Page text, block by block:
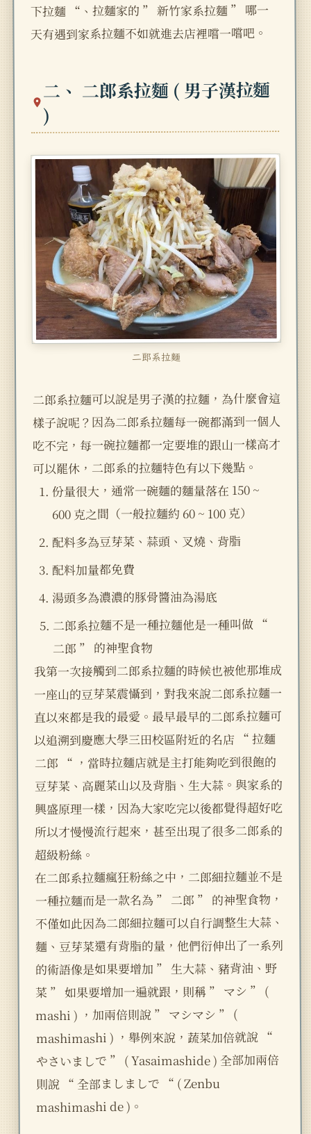
下拉麵 “、拉麵家的 ” 新竹家系拉麵 ” 哪一
天有遇到家系拉麵不如就進去店裡嚐一嚐吧。
二、 二郎系拉麵 ( 男子漢拉麵
)
二郎系拉麵
二郎系拉麵可以說是男子漢的拉麵，為什麼會這
樣子說呢？因為二郎系拉麵每一碗都滿到一個人
吃不完，每一碗拉麵都一定要堆的跟山一樣高才
可以罷休，二郎系的拉麵特色有以下幾點。
份量很大，通常一碗麵的麵量落在 150 ~
600 克之間（一般拉麵約 60 ~ 100 克）
配料多為豆芽菜、蒜頭、叉燒、背脂
配料加量都免費
湯頭多為濃濃的豚骨醬油為湯底
二郎系拉麵不是一種拉麵他是一種叫做 “
二郎 ” 的神聖食物
我第一次接觸到二郎系拉麵的時候也被他那堆成
一座山的豆芽菜震懾到，對我來說二郎系拉麵一
直以來都是我的最愛。最早最早的二郎系拉麵可
以追溯到慶應大學三田校區附近的名店 “ 拉麵
二郎 “ ，當時拉麵店就是主打能夠吃到很飽的
豆芽菜、高麗菜山以及背脂、生大蒜。與家系的
興盛原理一樣，因為大家吃完以後都覺得超好吃
所以才慢慢流行起來，甚至出現了很多二郎系的
超級粉絲。
在二郎系拉麵瘋狂粉絲之中，二郎細拉麵並不是
一種拉麵而是一款名為 ” 二郎 ” 的神聖食物，
不僅如此因為二郎細拉麵可以自行調整生大蒜、
麵、豆芽菜還有背脂的量，他們衍伸出了一系列
的術語像是如果要增加 ” 生大蒜、豬背油、野
菜 ” 如果要增加一遍就跟，則稱 ” マシ ” (
mashi ) ，加兩倍則說 ” マシマシ ” (
mashimashi ) ，舉例來說，蔬菜加倍就說 “
やさいましで ” ( Yasaimashide ) 全部加兩倍
則說 “ 全部ましましで “ ( Zenbu
mashimashi de )。